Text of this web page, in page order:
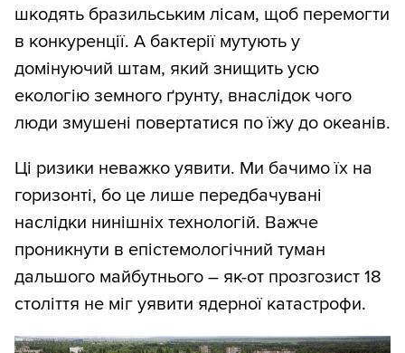
шкодять бразильським лісам, щоб перемогти
в конкуренції. А бактерії мутують у
домінуючий штам, який знищить усю
екологію земного ґрунту, внаслідок чого
люди змушені повертатися по їжу до океанів.
Ці ризики неважко уявити. Ми бачимо їх на
горизонті, бо це лише передбачувані
наслідки нинішніх технологій. Важче
проникнути в епістемологічний туман
дальшого майбутнього – як-от прозгозист 18
століття не міг уявити ядерної катастрофи.